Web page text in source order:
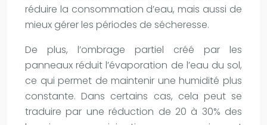
réduire la consommation d’eau, mais aussi de
mieux gérer les périodes de sécheresse.
De plus, l’ombrage partiel créé par les
panneaux réduit l’évaporation de l’eau du sol,
ce qui permet de maintenir une humidité plus
constante. Dans certains cas, cela peut se
traduire par une réduction de 20 à 30% des